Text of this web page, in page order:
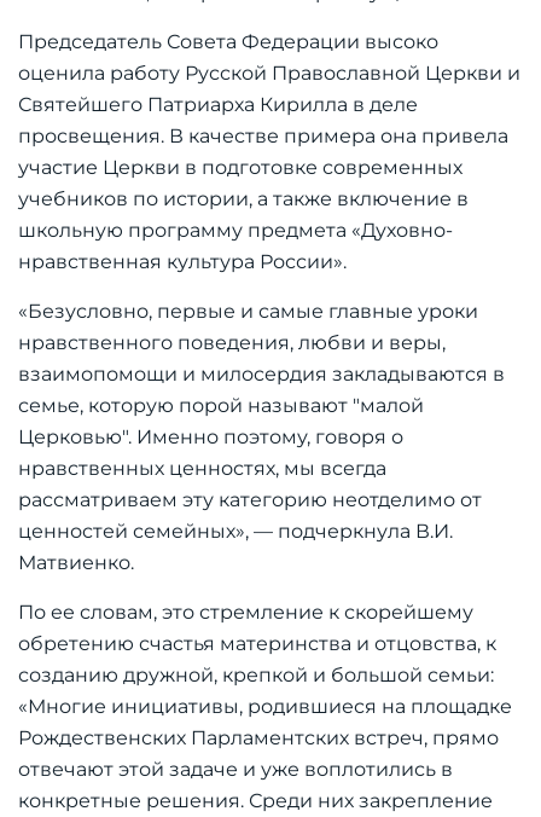
Председатель Совета Федерации высоко
оценила работу Русской Православной Церкви и
Святейшего Патриарха Кирилла в деле
просвещения. В качестве примера она привела
участие Церкви в подготовке современных
учебников по истории, а также включение в
школьную программу предмета «Духовно-
нравственная культура России».
«Безусловно, первые и самые главные уроки
нравственного поведения, любви и веры,
взаимопомощи и милосердия закладываются в
семье, которую порой называют "малой
Церковью". Именно поэтому, говоря о
нравственных ценностях, мы всегда
рассматриваем эту категорию неотделимо от
ценностей семейных», — подчеркнула В.И.
Матвиенко.
По ее словам, это стремление к скорейшему
обретению счастья материнства и отцовства, к
созданию дружной, крепкой и большой семьи:
«Многие инициативы, родившиеся на площадке
Рождественских Парламентских встреч, прямо
отвечают этой задаче и уже воплотились в
конкретные решения. Среди них закрепление